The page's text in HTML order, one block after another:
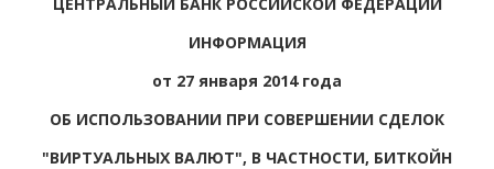
ИНФОРМАЦИЯ
от 27 января 2014 года
ОБ ИСПОЛЬЗОВАНИИ ПРИ СОВЕРШЕНИИ СДЕЛОК
"ВИРТУАЛЬНЫХ ВАЛЮТ", В ЧАСТНОСТИ, БИТКОЙН